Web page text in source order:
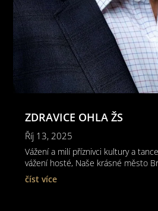
ZDRAVICE OHLA ŽS
Říj 13, 2025
Vážení a milí příznivci kultury a
vážení hosté, Naše krásné město
číst více